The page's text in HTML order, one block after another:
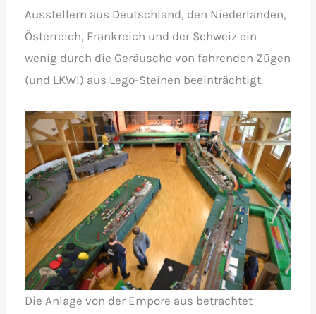
Ausstellern aus Deutschland, den Niederlanden,
Österreich, Frankreich und der Schweiz ein
wenig durch die Geräusche von fahrenden Zügen
(und LKW!) aus Lego-Steinen beeinträchtigt.
Die Anlage von der Empore aus betrachtet